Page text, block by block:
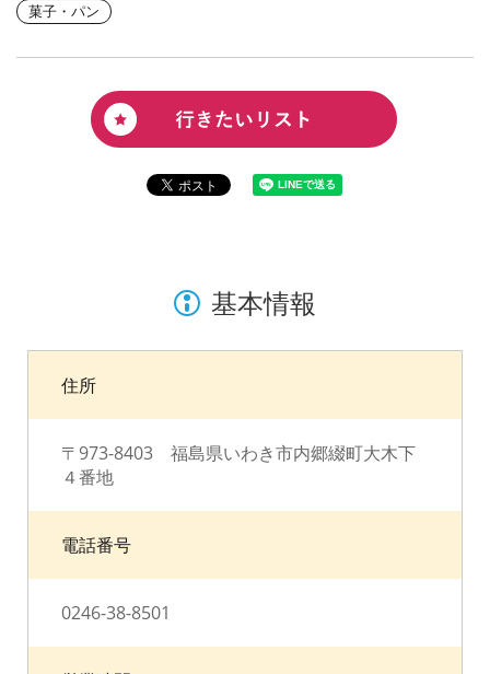
菓子・パン
基本情報
住所
〒973-8403 福島県いわき市内郷綴町大木下
４番地
電話番号
0246-38-8501